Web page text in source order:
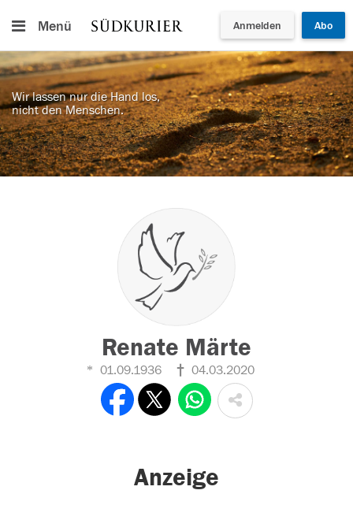
Menü Anmelden Abo
Wir lassen nur die Hand los,
nicht den Menschen.
Renate Märte
01.09.1936 04.03.2020
Anzeige